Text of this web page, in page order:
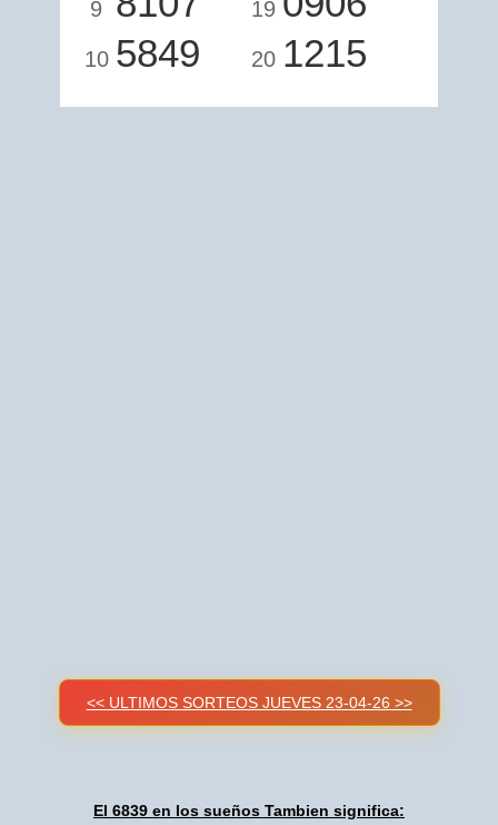
9
10 5849
19
20 1215
<< ULTIMOS SORTEOS JUEVES 23-04-26 >>
El 6839 en los sueños Tambien significa: